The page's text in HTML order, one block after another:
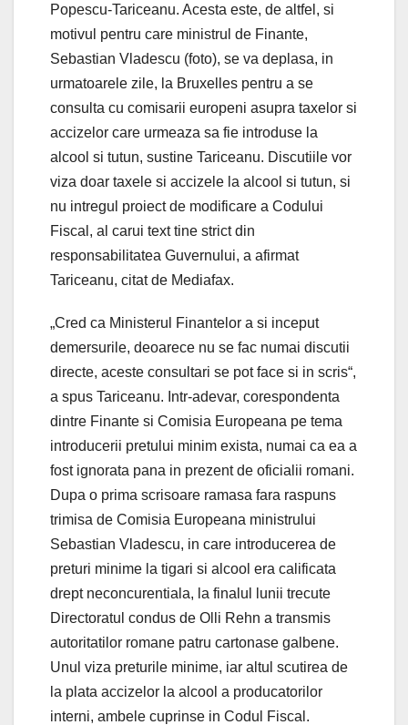
Popescu-Tariceanu. Acesta este, de altfel, si
motivul pentru care ministrul de Finante,
Sebastian Vladescu (foto), se va deplasa, in
urmatoarele zile, la Bruxelles pentru a se
consulta cu comisarii europeni asupra taxelor si
accizelor care urmeaza sa fie introduse la
alcool si tutun, sustine Tariceanu. Discutiile vor
viza doar taxele si accizele la alcool si tutun, si
nu intregul proiect de modificare a Codului
Fiscal, al carui text tine strict din
responsabilitatea Guvernului, a afirmat
Tariceanu, citat de Mediafax.
„Cred ca Ministerul Finantelor a si inceput
demersurile, deoarece nu se fac numai discutii
directe, aceste consultari se pot face si in scris“,
a spus Tariceanu. Intr-adevar, corespondenta
dintre Finante si Comisia Europeana pe tema
introducerii pretului minim exista, numai ca ea a
fost ignorata pana in prezent de oficialii romani.
Dupa o prima scrisoare ramasa fara raspuns
trimisa de Comisia Europeana ministrului
Sebastian Vladescu, in care introducerea de
preturi minime la tigari si alcool era calificata
drept neconcurentiala, la finalul lunii trecute
Directoratul condus de Olli Rehn a transmis
autoritatilor romane patru cartonase galbene.
Unul viza preturile minime, iar altul scutirea de
la plata accizelor la alcool a producatorilor
interni, ambele cuprinse in Codul Fiscal.